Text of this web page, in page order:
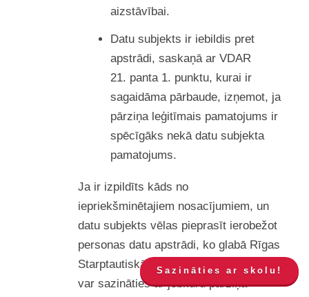
Sazināties ar skolu!
aizstāvībai.
Datu subjekts ir iebildis pret
apstrādi, saskaņā ar VDAR
21. panta 1. punktu, kurai ir
sagaidāma pārbaude, izņemot, ja
pārziņa leģitīmais pamatojums ir
spēcīgāks nekā datu subjekta
pamatojums.
Ja ir izpildīts kāds no
iepriekšminētajiem nosacījumiem, un
datu subjekts vēlas pieprasīt ierobežot
personas datu apstrādi, ko glabā Rīgas
Starptautiskā skola, viņš jebkurā laikā
var sazināties ar jebkuru pārziņa